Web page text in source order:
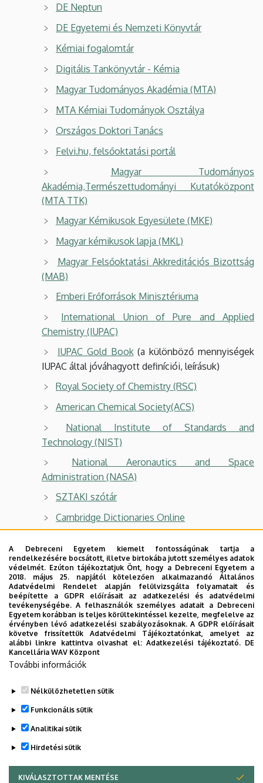
DE Neptun
DE Egyetemi és Nemzeti Könyvtár
Kémiai fogalomtár
Digitális Tankönyvtár - Kémia
Magyar Tudományos Akadémia (MTA)
MTA Kémiai Tudományok Osztálya
Országos Doktori Tanács
Felvi.hu, felsőoktatási portál
Magyar Tudományos
Akadémia,Természettudományi Kutatóközpont
(MTA TTK)
Magyar Kémikusok Egyesülete (MKE)
Magyar kémikusok lapja (MKL)
Magyar Felsőoktatási Akkreditációs Bizottság
(MAB)
Emberi Erőforrások Minisztériuma
International Union of Pure and Applied
Chemistry (IUPAC)
IUPAC Gold Book(a különböző mennyiségek
IUPAC által jóváhagyott definíciói, leírásuk)
Royal Society of Chemistry (RSC)
American Chemical Society(ACS)
National Institute of Standards and
Technology (NIST)
National Aeronautics and Space
Administration (NASA)
SZTAKI szótár
Cambridge Dictionaries Online
Akadémiai Kiadó
Magyar Elektronikus Könyvtár (MEK)
Microsoft
Az Ubuntu Linux honlapja
A LyX (LaTeX alapú) szövegszerkesztő
honlapja
Legutóbbi frissítés: 2023. 06. 08. 11:05
A Debreceni Egyetem kiemelt fontosságúnak tartja a
rendelkezésére bocsátott, illetve birtokába jutott személyes adatok
védelmét. Ezúton tájékoztatjuk Önt, hogy a Debreceni Egyetem a
2018. május 25. napjától kötelezően alkalmazandó Általános
Adatvédelmi Rendelet alapján felülvizsgálta folyamatait és
beépítette a GDPR előírásait az adatkezelési és adatvédelmi
tevékenységébe. A felhasználók személyes adatait a Debreceni
Egyetem korábban is teljes körültekintéssel kezelte, megfelelve az
érvényben lévő adatkezelési szabályozásoknak. A GDPR előírásait
követve frissítettük Adatvédelmi Tájékoztatónkat, amelyet az
alábbi linkre kattintva olvashat el:Adatkezelési tájékoztató. DE
Kancellária WAV Központ
További információk
Nélkülözhetetlen sütik
Funkcionális sütik
Analitikai sütik
Hirdetési sütik
KIVÁLASZTOTTAK MENTÉSE
WITHDRAW CONSENT